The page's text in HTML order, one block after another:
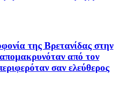
της Βρετανίδας στην
από τον
σαν ελεύθερος